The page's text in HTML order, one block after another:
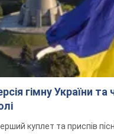
гімну України та
куплет та приспів